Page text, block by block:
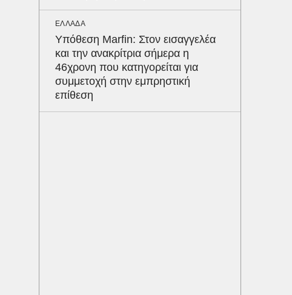
ΕΛΛΑΔΑ
Υπόθεση Marfin: Στον εισαγγελέα
και την ανακρίτρια σήμερα η
46χρονη που κατηγορείται για
συμμετοχή στην εμπρηστική
επίθεση